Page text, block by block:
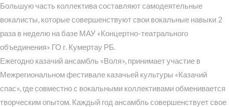
Большую часть коллектива составляют самодеятельные
вокалисты, которые совершенствуют свои вокальные навыки 2
раза в неделю на базе МАУ «Концертно-театрального
объединения» ГО г. Кумертау РБ.
Ежегодно казачий ансамбль «Воля», принимает участие в
Межрегиональном фестивале казачьей культуры «Казачий
спас», где совместно с вокальными коллективами обменивается
творческим опытом. Каждый год ансамбль совершенствует свое